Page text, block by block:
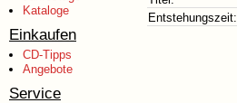
Kataloge
Einkaufen
CD-Tipps
Angebote
Service
Entstehungszeit: